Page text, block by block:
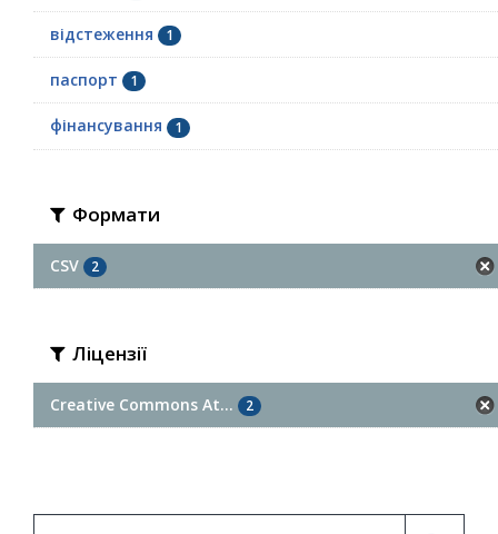
відстеження 1
паспорт 1
фінансування 1
Формати
CSV 2
Ліцензії
Creative Commons At... 2